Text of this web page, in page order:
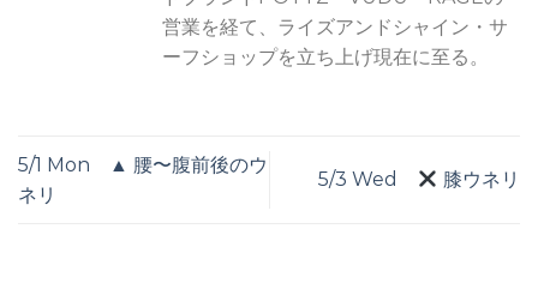
営業を経て、ライズアンドシャイン・サ
ーフショップを立ち上げ現在に至る。
5/1 Mon ▲ 腰〜腹前後のウ
ネリ
5/3 Wed 膝ウネリ